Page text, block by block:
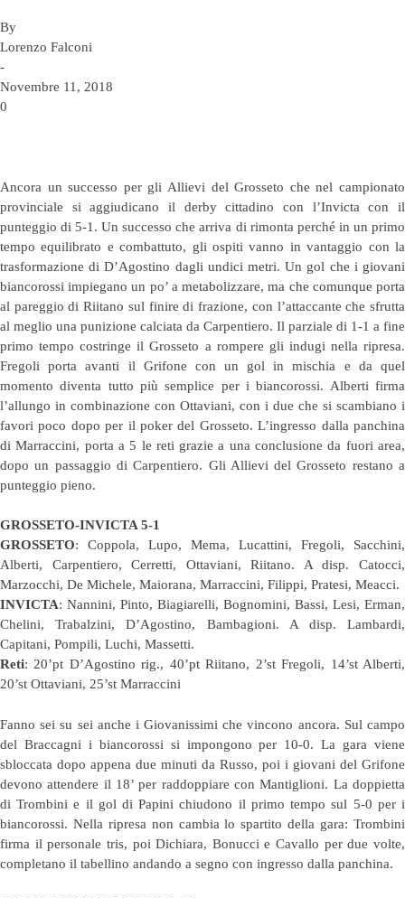
By
Lorenzo Falconi
-
Novembre 11, 2018
0
Ancora un successo per gli Allievi del Grosseto che nel campionato
provinciale si aggiudicano il derby cittadino con l’Invicta con il
punteggio di 5-1. Un successo che arriva di rimonta perché in un primo
tempo equilibrato e combattuto, gli ospiti vanno in vantaggio con la
trasformazione di D’Agostino dagli undici metri. Un gol che i giovani
biancorossi impiegano un po’ a metabolizzare, ma che comunque porta
al pareggio di Riitano sul finire di frazione, con l’attaccante che sfrutta
al meglio una punizione calciata da Carpentiero. Il parziale di 1-1 a fine
primo tempo costringe il Grosseto a rompere gli indugi nella ripresa.
Fregoli porta avanti il Grifone con un gol in mischia e da quel
momento diventa tutto più semplice per i biancorossi. Alberti firma
l’allungo in combinazione con Ottaviani, con i due che si scambiano i
favori poco dopo per il poker del Grosseto. L’ingresso dalla panchina
di Marraccini, porta a 5 le reti grazie a una conclusione da fuori area,
dopo un passaggio di Carpentiero. Gli Allievi del Grosseto restano a
punteggio pieno.
GROSSETO-INVICTA 5-1
GROSSETO: Coppola, Lupo, Mema, Lucattini, Fregoli, Sacchini,
Alberti, Carpentiero, Cerretti, Ottaviani, Riitano. A disp. Catocci,
Marzocchi, De Michele, Maiorana, Marraccini, Filippi, Pratesi, Meacci.
INVICTA: Nannini, Pinto, Biagiarelli, Bognomini, Bassi, Lesi, Erman,
Chelini, Trabalzini, D’Agostino, Bambagioni. A disp. Lambardi,
Capitani, Pompili, Luchi, Massetti.
Reti: 20’pt D’Agostino rig., 40’pt Riitano, 2’st Fregoli, 14’st Alberti,
20’st Ottaviani, 25’st Marraccini
Fanno sei su sei anche i Giovanissimi che vincono ancora. Sul campo
del Braccagni i biancorossi si impongono per 10-0. La gara viene
sbloccata dopo appena due minuti da Russo, poi i giovani del Grifone
devono attendere il 18’ per raddoppiare con Mantiglioni. La doppietta
di Trombini e il gol di Papini chiudono il primo tempo sul 5-0 per i
biancorossi. Nella ripresa non cambia lo spartito della gara: Trombini
firma il personale tris, poi Dichiara, Bonucci e Cavallo per due volte,
completano il tabellino andando a segno con ingresso dalla panchina.